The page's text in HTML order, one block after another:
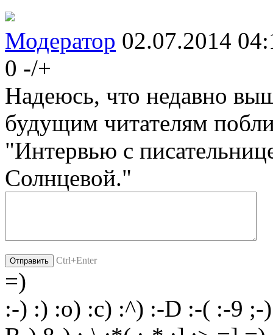
Модератор 02.07.2014
0 -/+
Надеюсь, что недавно
будущим читателям
"Интервью с
Солнцевой."
Ctrl+Enter
=)
:-) :) :o) :c) :^) :-D :-( :-9 ;-)